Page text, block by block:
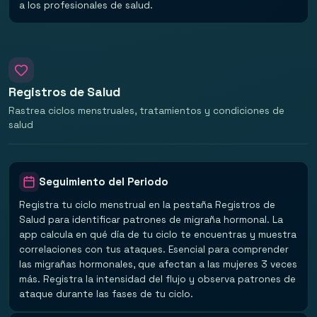
a los profesionales de salud.
Registros de Salud
Rastrea ciclos menstruales, tratamientos y condiciones de
salud
Seguimiento del Periodo
Registra tu ciclo menstrual en la pestaña Registros de
Salud para identificar patrones de migraña hormonal. La
app calcula en qué día de tu ciclo te encuentras y muestra
correlaciones con tus ataques. Esencial para comprender
las migrañas hormonales, que afectan a las mujeres 3 veces
más. Registra la intensidad del flujo y observa patrones de
ataque durante las fases de tu ciclo.